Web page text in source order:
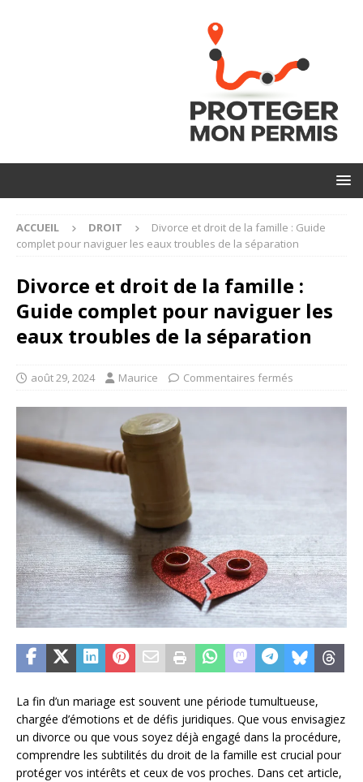
ACCUEIL DROIT
Divorce et droit de la famille : Guide
complet pour naviguer les eaux troubles de la séparation
Divorce et droit de la famille :
Guide complet pour naviguer les
eaux troubles de la séparation
août 29, 2024 Maurice Commentaires fermés
La fin d’un mariage est souvent une période tumultueuse,
chargée d’émotions et de défis juridiques. Que vous envisagiez
un divorce ou que vous soyez déjà engagé dans la procédure,
comprendre les subtilités du droit de la famille est crucial pour
protéger vos intérêts et ceux de vos proches. Dans cet article,